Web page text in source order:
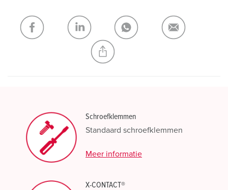
Mijn lijst TOEVOEGEN
NIEUW LIJST MAKEN
Schroefklemmen
Standaard schroefklemmen
Meer informatie
X-CONTACT®